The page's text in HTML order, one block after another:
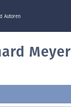
Autoren
Meyer